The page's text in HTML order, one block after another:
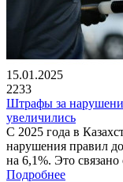
15.01.2025
2233
Штрафы за
увеличились
С 2025 года в
нарушения правил
на 6,1%. Это связано
Подробнее